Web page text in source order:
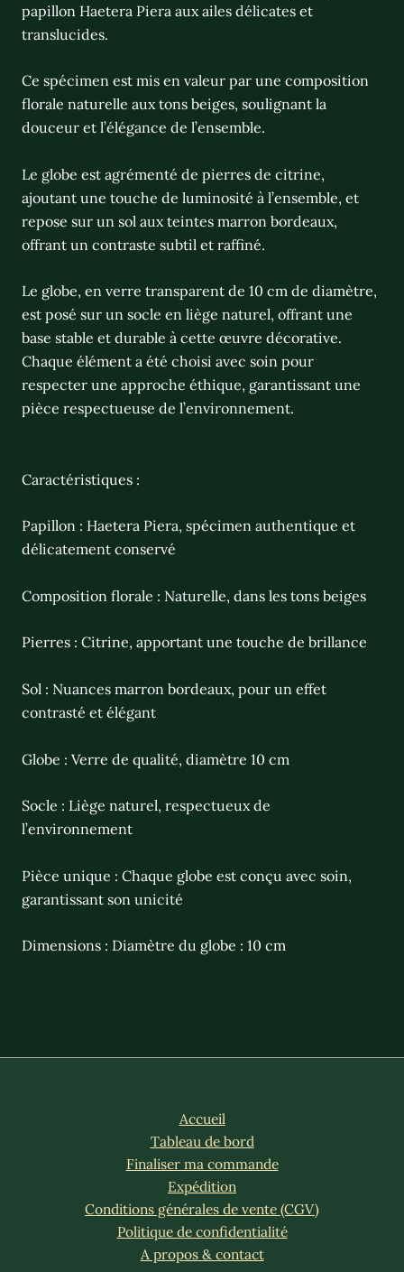
papillon Haetera Piera aux ailes délicates et
translucides.
Ce spécimen est mis en valeur par une composition
florale naturelle aux tons beiges, soulignant la
douceur et l’élégance de l’ensemble.
Le globe est agrémenté de pierres de citrine,
ajoutant une touche de luminosité à l’ensemble, et
repose sur un sol aux teintes marron bordeaux,
offrant un contraste subtil et raffiné.
Le globe, en verre transparent de 10 cm de diamètre,
est posé sur un socle en liège naturel, offrant une
base stable et durable à cette œuvre décorative.
Chaque élément a été choisi avec soin pour
respecter une approche éthique, garantissant une
pièce respectueuse de l’environnement.
Caractéristiques :
Papillon : Haetera Piera, spécimen authentique et
délicatement conservé
Composition florale : Naturelle, dans les tons beiges
Pierres : Citrine, apportant une touche de brillance
Sol : Nuances marron bordeaux, pour un effet
contrasté et élégant
Globe : Verre de qualité, diamètre 10 cm
Socle : Liège naturel, respectueux de
l’environnement
Pièce unique : Chaque globe est conçu avec soin,
garantissant son unicité
Dimensions : Diamètre du globe : 10 cm
Accueil
Tableau de bord
Finaliser ma commande
Expédition
Conditions générales de vente (CGV)
Politique de confidentialité
A propos & contact